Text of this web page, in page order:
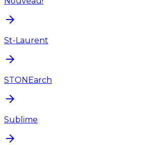
St-Laurent
STONEarch
Sublime